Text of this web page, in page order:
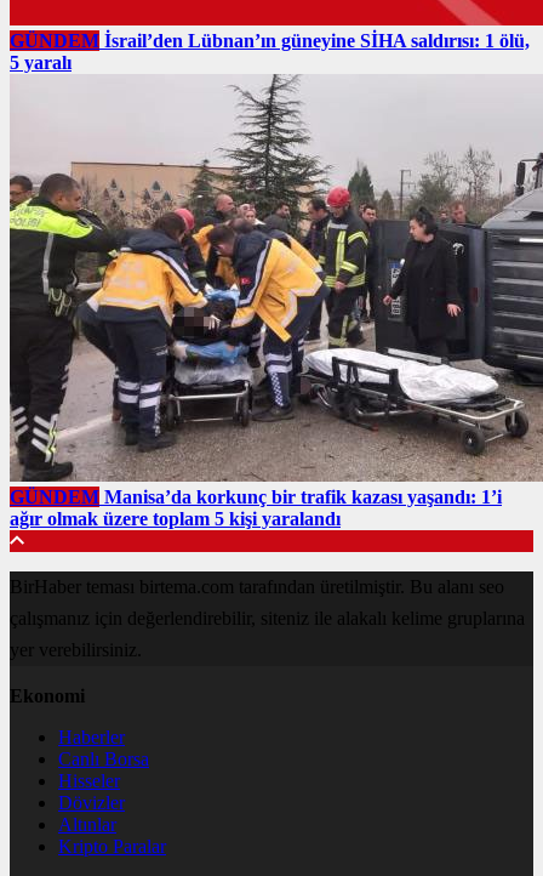
GÜNDEM İsrail’den Lübnan’ın güneyine SİHA saldırısı: 1 ölü,
5 yaralı
GÜNDEM Manisa’da korkunç bir trafik kazası yaşandı: 1’i
ağır olmak üzere toplam 5 kişi yaralandı
BirHaber teması birtema.com tarafından üretilmiştir. Bu alanı seo
çalışmanız için değerlendirebilir, siteniz ile alakalı kelime gruplarına
yer verebilirsiniz.
Ekonomi
Haberler
Canlı Borsa
Hisseler
Dövizler
Altınlar
Kripto Paralar